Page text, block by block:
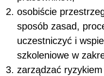
osobiście
sposób zasad,
uczestniczyć i
szkoleniowe w
zarządzać